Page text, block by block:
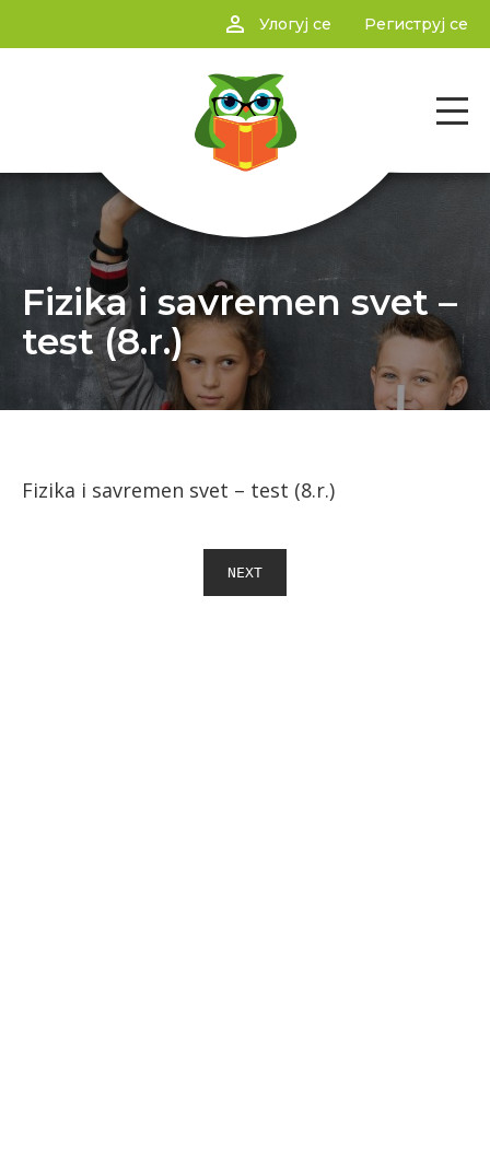
person_outline Улогуј се Региструј се
Fizika i savremen svet –
test (8.r.)
Fizika i savremen svet – test (8.r.)
NEXT